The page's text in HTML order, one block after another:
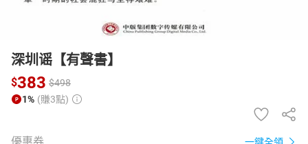
深圳谣【有聲書】
$383 $498
1% (賺3點)